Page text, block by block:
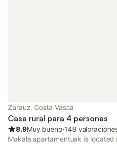
Zarauz, Costa Vasca
Casa rural para 4 personas
8.9Muy bueno⋅148
Makala apartamentuak is located